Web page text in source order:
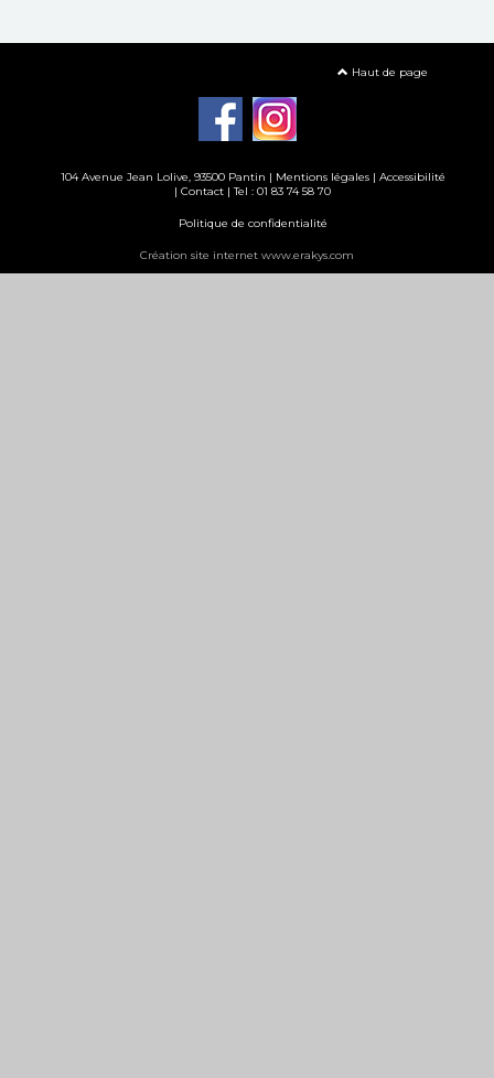
Haut de page
104 Avenue Jean Lolive, 93500 Pantin | Mentions légales| Accessibilité
| Contact | Tel : 01 83 74 58 70
Politique de confidentialité
Création site internet www.erakys.com